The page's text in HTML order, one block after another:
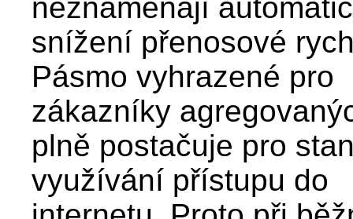
neznamenají
snížení přenosové
Pásmo vyhrazené pro
zákazníky
plně postačuje pro
využívání přístupu do